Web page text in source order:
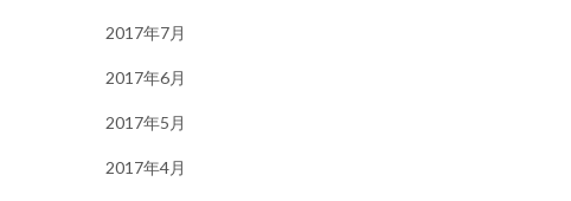
2017年7月
2017年6月
2017年5月
2017年4月